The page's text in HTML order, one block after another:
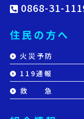
0868-31-
住民の方へ
火災予防
119通報
救 急